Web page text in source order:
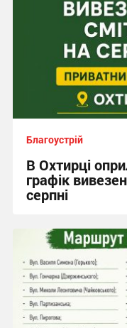
Благоустрій
В Охтирці
графік
серпні
21:08, 2.08.2026